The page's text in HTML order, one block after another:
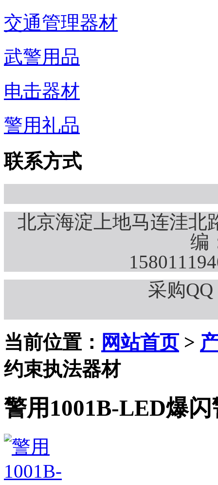
交通管理器材
武警用品
电击器材
警用礼品
联系方式
北京海淀上地马连洼北
编
采购QQ
当前位置： 网站首页>
约束执法器材
警用1001B-LED爆闪